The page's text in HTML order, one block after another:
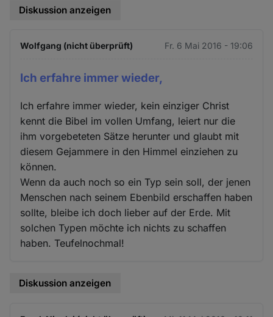
Diskussion anzeigen
Wolfgang (nicht überprüft) Fr. 6 Mai 2016 - 19:06
Ich erfahre immer wieder,
Ich erfahre immer wieder, kein einziger Christ
kennt die Bibel im vollen Umfang, leiert nur die
ihm vorgebeteten Sätze herunter und glaubt mit
diesem Gejammere in den Himmel einziehen zu
können.
Wenn da auch noch so ein Typ sein soll, der jenen
Menschen nach seinem Ebenbild erschaffen haben
sollte, bleibe ich doch lieber auf der Erde. Mit
solchen Typen möchte ich nichts zu schaffen
haben. Teufelnochmal!
Diskussion anzeigen